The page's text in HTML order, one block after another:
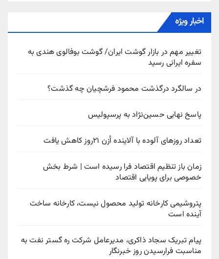
اخبار ویژه
تغییر مهم در بازار گوشت ایران/ گوشت بوفالوی هندی به
سفره ایرانی رسید
در سالگرد درگذشت محمود فرشچیان چه گذشت؟
پاسخ نهایی حسین‌نژاد به پرسپولیس
تعداد روزهای آلوده با آلاینده اُزن ۲۱روز کاهش یافت
زمان باز تنظیم اقتصاد فرا رسیده است | شرط بخش
خصوصی برای پویایی اقتصاد
پتروشیمی کارخانه تولید محصول نیست، کارخانه ساخت
آینده است
پیام تبریک سجاد ذاکری، مدیرعامل شرکت ره‌ گستر نفت به
مناسبت فرارسیدن روز خبرنگار